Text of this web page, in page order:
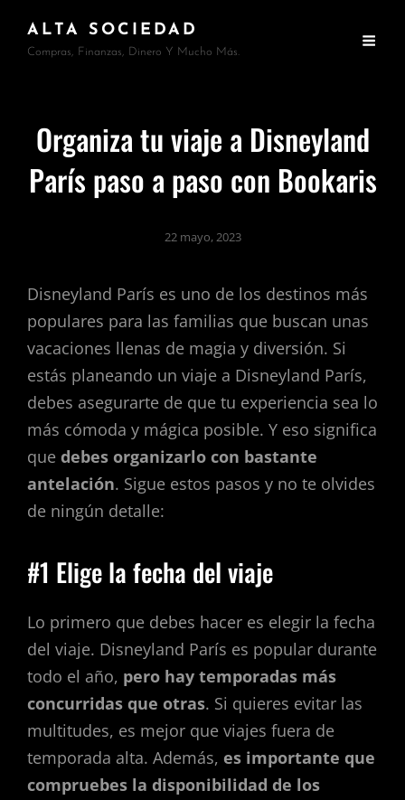
ALTA SOCIEDAD
Compras, Finanzas, Dinero Y Mucho Más.
Organiza tu viaje a Disneyland
París paso a paso con Bookaris
22 mayo, 2023
Disneyland París es uno de los destinos más
populares para las familias que buscan unas
vacaciones llenas de magia y diversión. Si
estás planeando un viaje a Disneyland París,
debes asegurarte de que tu experiencia sea lo
más cómoda y mágica posible. Y eso significa
que debes organizarlo con bastante
antelación. Sigue estos pasos y no te olvides
de ningún detalle:
#1 Elige la fecha del viaje
Lo primero que debes hacer es elegir la fecha
del viaje. Disneyland París es popular durante
todo el año, pero hay temporadas más
concurridas que otras. Si quieres evitar las
multitudes, es mejor que viajes fuera de
temporada alta. Además, es importante que
compruebes la disponibilidad de los